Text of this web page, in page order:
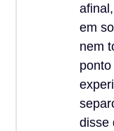
em
nem
disse